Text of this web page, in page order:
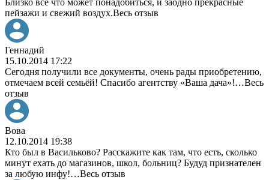
Близко всё что может понадобиться, и заодно прекрасные
пейзажи и свежий воздух.Весь отзыв
Геннадий
15.10.2014 17:22
Сегодня получили все документы, очень рады приобретению,
отмечаем всей семьёй! Спасибо агентству «Ваша дача»!…Весь
отзыв
Вова
12.10.2014 19:38
Кто был в Васильково? Расскажите как там, что есть, сколько
минут ехать до магазинов, школ, больниц? Будуд признателен
за любую инфу!…Весь отзыв